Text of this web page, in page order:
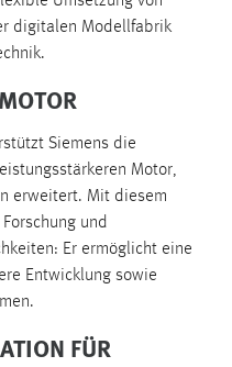
digitalen Modellfabrik
Siemens die
Motor,
erweitert. Mit diesem
und
Er ermöglicht eine
Entwicklung sowie
FÜR
style-
sich an der Website